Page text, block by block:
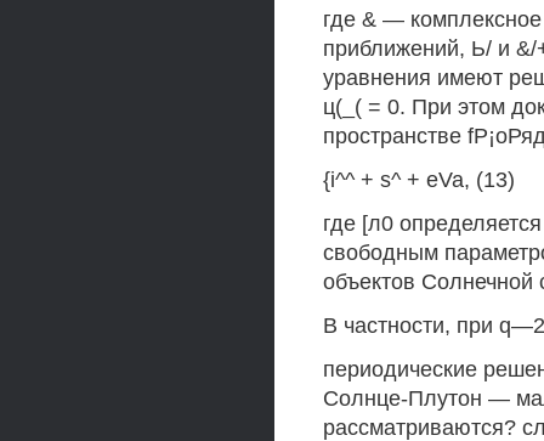
где & —
приближений, Ь/ и
уравнения имеют
ц(_( = 0. При этом
пространстве
{i^^ + s^ + eVa, (13)
где [л0
свободным
объектов Солнечной
В частности, при
периодические
Солнце-Плутон —
рассматриваются?